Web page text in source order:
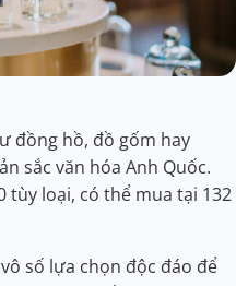
đồng hồ, đồ gốm hay
sắc văn hóa Anh Quốc.
tùy loại, có thể mua tại 132
số lựa chọn độc đáo để